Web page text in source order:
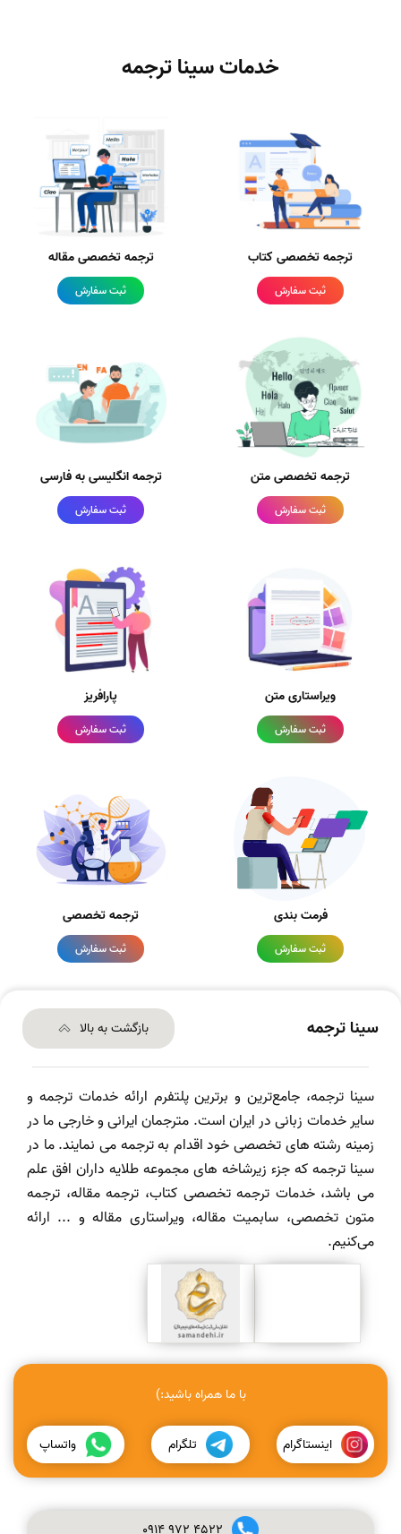
خدمات سینا ترجمه
ترجمه تخصصی کتاب
ثبت سفارش
ترجمه تخصصی مقاله
ثبت سفارش
ترجمه تخصصی متن
ثبت سفارش
ترجمه انگلیسی به فارسی
ثبت سفارش
ویراستاری متن
ثبت سفارش
پارافریز
ثبت سفارش
فرمت بندی
ثبت سفارش
ترجمه تخصصی
ثبت سفارش
سینا ترجمه بازگشت به بالا
سینا ترجمه، جامع‌ترین و برترین پلتفرم ارائه خدمات ترجمه و
سایر خدمات زبانی در ایران است. مترجمان ایرانی و خارجی ما در
زمینه رشته های تخصصی خود اقدام به ترجمه می نمایند. ما در
سینا ترجمه که جزء زیرشاخه های مجموعه طلایه داران افق علم
می باشد، خدمات ترجمه تخصصی کتاب، ترجمه مقاله، ترجمه
متون تخصصی، سابمیت مقاله، ویراستاری مقاله و ... ارائه
می‌کنیم.
با ما همراه باشید:)
اینستاگرام تلگرام واتساپ